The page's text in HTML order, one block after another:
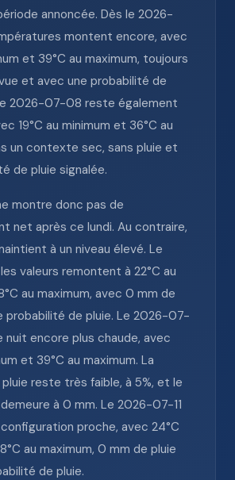
annoncée. Dès le 2026-
montent encore, avec
et 39°C au maximum, toujours
et avec une probabilité de
2026-07-08 reste également
19°C au minimum et 36°C au
un contexte sec, sans pluie et
de pluie signalée.
montre donc pas de
net après ce lundi. Au contraire,
à un niveau élevé. Le
valeurs remontent à 22°C au
au maximum, avec 0 mm de
probabilité de pluie. Le 2026-07-
nuit encore plus chaude, avec
et 39°C au maximum. La
reste très faible, à 5%, et le
à 0 mm. Le 2026-07-11
proche, avec 24°C
au maximum, 0 mm de pluie
de pluie.